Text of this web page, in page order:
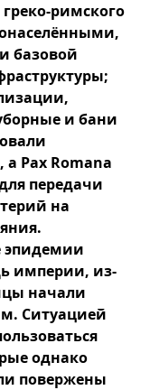
римского
базовой
и бани
Pax Romana
передачи
на
эпидемии
империи, из-
начали
Ситуацией
однако
повержены